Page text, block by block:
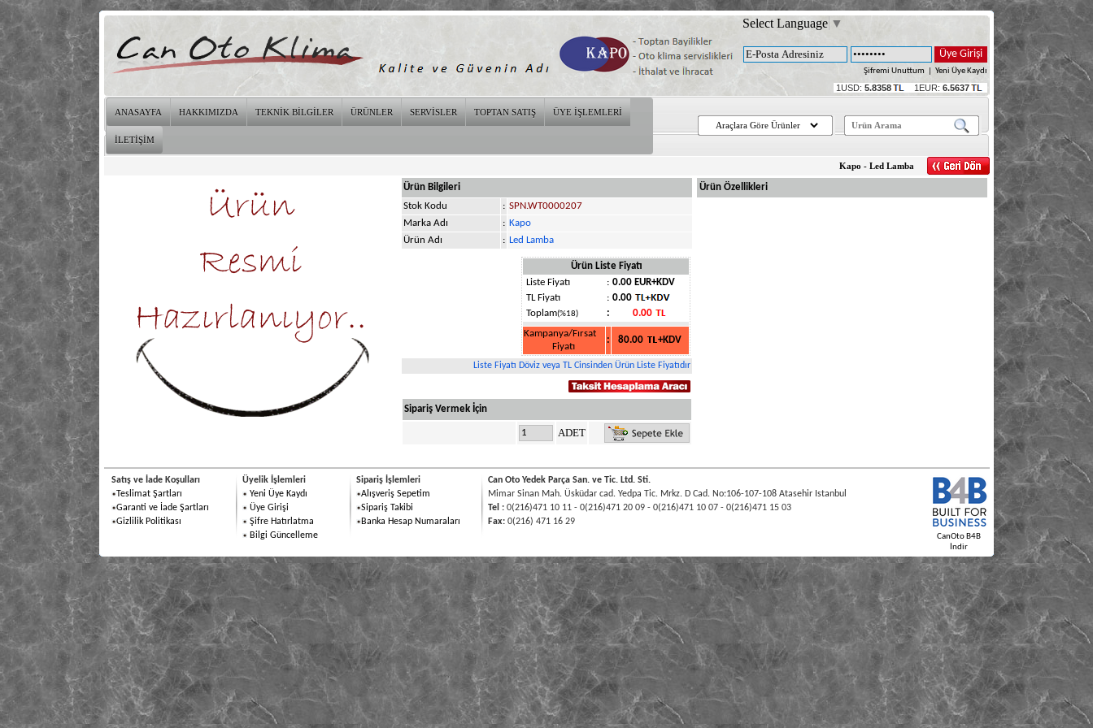
Select Language ▼
Şifremi Unuttum Yeni Üye Kaydı
1USD: 5.8358 1EUR: 6.5637
ANASAYFA HAKKIMIZDA TEKNİK BİLGİLER ÜRÜNLER SERVİSLER TOPTAN SATIŞ ÜYE İŞLEMLERİ
İLETİŞİM
Kapo - Led Lamba
Ürün Bilgileri
Stok Kodu
: SPN.WT0000207
Marka Adı
: Kapo
Ürün Adı
: Led Lamba
Ürün Liste Fiyatı
Liste Fiyatı
: 0.00 EUR+KDV
TL Fiyatı
: 0.00
Toplam(%18) :
0.00
Kampanya/Fırsat
Fiyatı
: 80.00 +KDV
Liste Fiyatı Döviz veya TL Cinsinden Ürün Liste Fiyatıdır
Sipariş Vermek İçin
ADET
Ürün Özellikleri
Satış ve İade Koşulları
Teslimat Şartları
Garanti ve İade Şartları
Gizlilik Politikası
Üyelik İşlemleri
Yeni Üye Kaydı
Üye Girişi
Şifre Hatırlatma
Bilgi Güncelleme
Sipariş İşlemleri
Alışveriş Sepetim
Sipariş Takibi
Banka Hesap Numaraları
Can Oto Yedek Parça San. ve Tic. Ltd. Sti.
Mimar Sinan Mah. Üsküdar cad. Yedpa Tic. Mrkz. D Cad. No:106-107-108 Atasehir Istanbul
Tel :0(216)471 10 11 - 0(216)471 20 09 - 0(216)471 10 07 - 0(216)471 15 03
Fax:0(216) 471 16 29
CanOto B4B
İndir